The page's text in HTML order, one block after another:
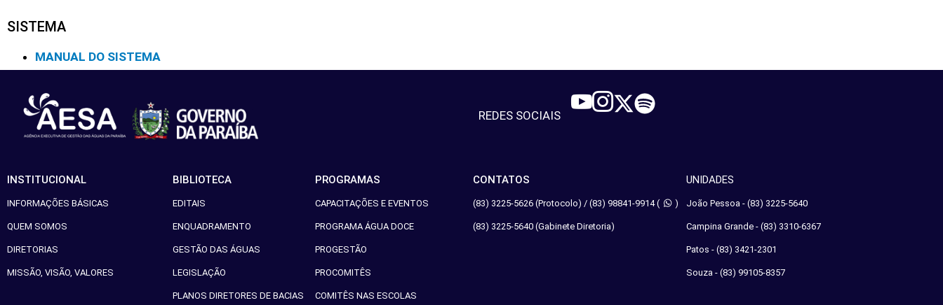
SISTEMA
MANUAL DO SISTEMA
REDES SOCIAIS
INSTITUCIONAL
INFORMAÇÕES BÁSICAS
QUEM SOMOS
DIRETORIAS
MISSÃO, VISÃO, VALORES
BIBLIOTECA
EDITAIS
ENQUADRAMENTO
GESTÃO DAS ÁGUAS
LEGISLAÇÃO
PLANOS DIRETORES DE BACIAS
PROGRAMAS
CAPACITAÇÕES E EVENTOS
PROGRAMA ÁGUA DOCE
PROGESTÃO
PROCOMITÊS
COMITÊS NAS ESCOLAS
CONTATOS
(83) 3225-5626 (Protocolo) / (83) 98841-9914( )
(83) 3225-5640 (Gabinete Diretoria)
UNIDADES
João Pessoa - (83) 3225-5640
Campina Grande - (83) 3310-6367
Patos - (83) 3421-2301
Souza - (83) 99105-8357